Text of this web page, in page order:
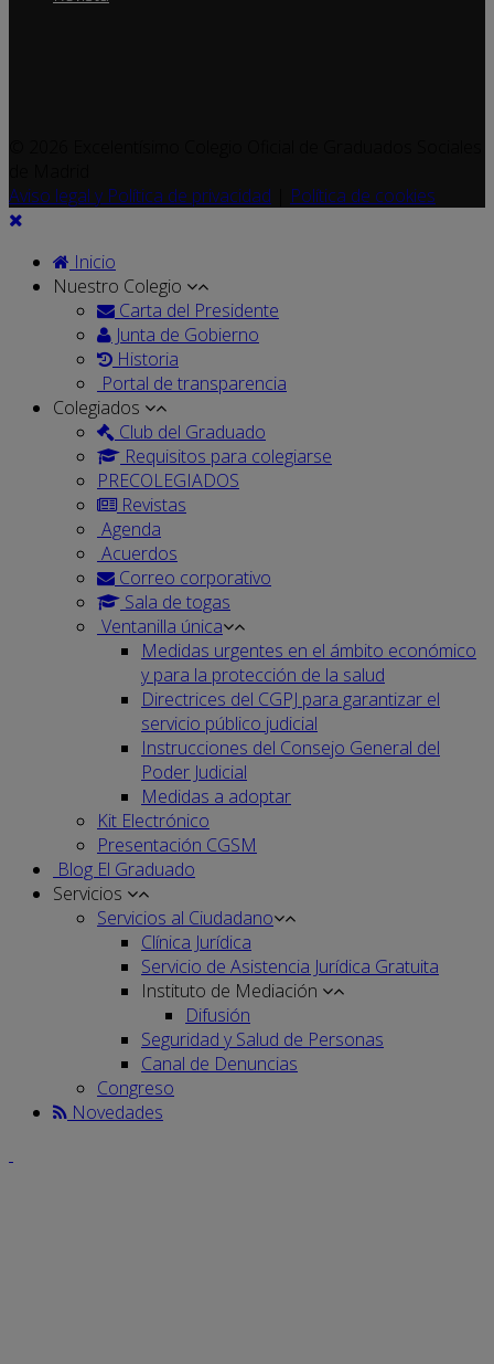
Aviso legal y Política de privacidad
Política de cookies
Inicio
Nuestro Colegio
Carta del Presidente
Junta de Gobierno
Historia
Portal de transparencia
Colegiados
Club del Graduado
Requisitos para colegiarse
PRECOLEGIADOS
Revistas
Agenda
Acuerdos
Correo corporativo
Sala de togas
Ventanilla única
Medidas urgentes en el ámbito económico
y para la protección de la salud
Directrices del CGPJ para garantizar el
servicio público judicial
Instrucciones del Consejo General del
Poder Judicial
Medidas a adoptar
Kit Electrónico
Presentación CGSM
Blog El Graduado
Servicios
Servicios al Ciudadano
Clínica Jurídica
Servicio de Asistencia Jurídica Gratuita
Instituto de Mediación
Difusión
Seguridad y Salud de Personas
Canal de Denuncias
Congreso
Novedades